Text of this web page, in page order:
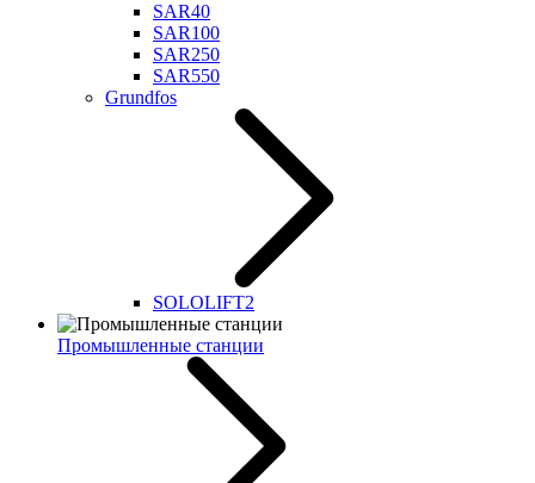
SAR40
SAR100
SAR250
SAR550
Grundfos
SOLOLIFT2
Промышленные станции